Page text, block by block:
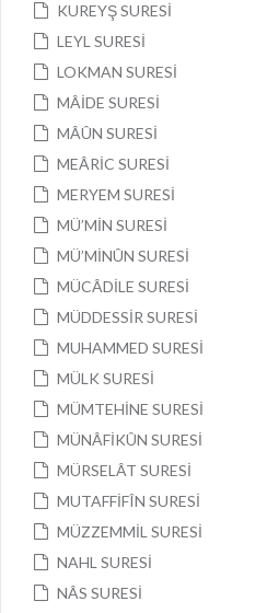
KUREYŞ SURESİ
LEYL SURESİ
LOKMAN SURESİ
MÂİDE SURESİ
MÂÛN SURESİ
MEÂRİC SURESİ
MERYEM SURESİ
MÜ’MİN SURESİ
MÜ’MİNÛN SURESİ
MÜCÂDİLE SURESİ
MÜDDESSİR SURESİ
MUHAMMED SURESİ
MÜLK SURESİ
MÜMTEHİNE SURESİ
MÜNÂFİKÛN SURESİ
MÜRSELÂT SURESİ
MUTAFFİFÎN SURESİ
MÜZZEMMİL SURESİ
NAHL SURESİ
NÂS SURESİ